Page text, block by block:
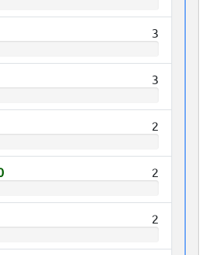
3
3
2
2
2